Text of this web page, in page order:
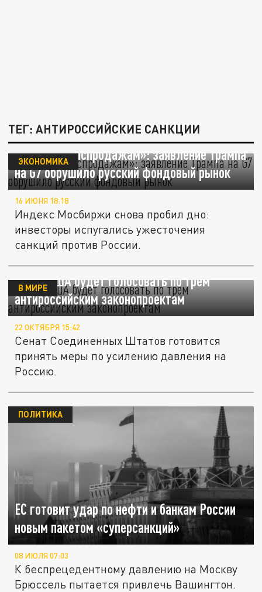
ТЕГ: АНТИРОССИЙСКИЕ САНКЦИИ
«Сигнал к распродажам»: заявление Трампа
на G7 обрушило русский фондовый рынок
ЭКОНОМИКА
16 ИЮНЯ 18:18
Индекс Мосбиржи снова пробил дно:
инвесторы испугались ужесточения
санкций против России.
Сенат США будет голосовать по трём
антироссийским законопроектам
В МИРЕ
22 ОКТЯБРЯ 15:42
Сенат Соединенных Штатов готовится
принять меры по усилению давления на
Россию.
ЕС готовит удар по нефти и банкам России
новым пакетом «суперсанкций»
ПОЛИТИКА
08 ИЮЛЯ 07:03
К беспрецедентному давлению на Москву
Брюссель пытается привлечь Вашингтон.